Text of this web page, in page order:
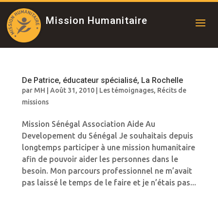
Mission Humanitaire
De Patrice, éducateur spécialisé, La Rochelle
par MH Août 31, 2010| Les témoignages, Récits de
missions
Mission Sénégal Association Aide Au
Developement du Sénégal Je souhaitais depuis
longtemps participer à une mission humanitaire
afin de pouvoir aider les personnes dans le
besoin. Mon parcours professionnel ne m’avait
pas laissé le temps de le faire et je n’étais pas...